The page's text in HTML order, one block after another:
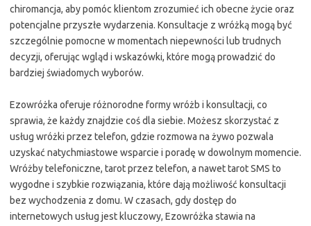
chiromancja, aby pomóc klientom zrozumieć ich obecne życie oraz
potencjalne przyszłe wydarzenia. Konsultacje z wróżką mogą być
szczególnie pomocne w momentach niepewności lub trudnych
decyzji, oferując wgląd i wskazówki, które mogą prowadzić do
bardziej świadomych wyborów.
Ezowróżka oferuje różnorodne formy wróżb i konsultacji, co
sprawia, że każdy znajdzie coś dla siebie. Możesz skorzystać z
usług wróżki przez telefon, gdzie rozmowa na żywo pozwala
uzyskać natychmiastowe wsparcie i poradę w dowolnym momencie.
Wróżby telefoniczne, tarot przez telefon, a nawet tarot SMS to
wygodne i szybkie rozwiązania, które dają możliwość konsultacji
bez wychodzenia z domu. W czasach, gdy dostęp do
internetowych usług jest kluczowy, Ezowróżka stawia na